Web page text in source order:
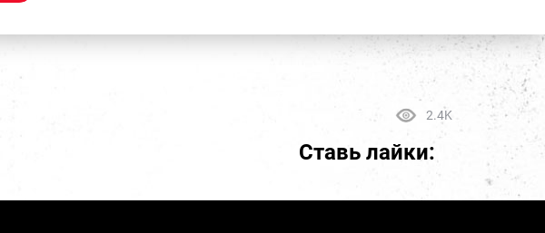
2.4K
Ставь лайки: